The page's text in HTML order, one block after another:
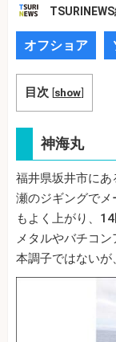
オフショア
目次 [show]
神海丸
福井県坂井市に
瀬のジギングでメ
もよく上がり、
メタルやバチコ
本調子ではないが